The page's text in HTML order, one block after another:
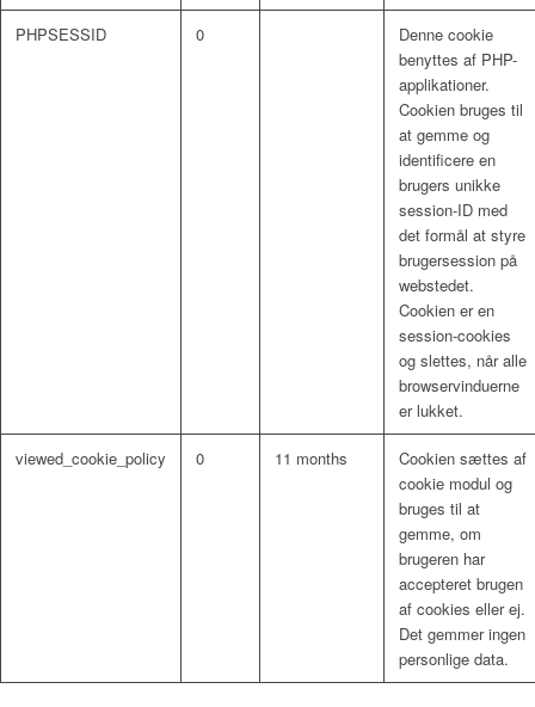
PHPSESSID 0
Denne cookie
benyttes af PHP-
applikationer.
Cookien bruges til
at gemme og
identificere en
brugers unikke
session-ID med
det formål at styre
brugersession på
webstedet.
Cookien er en
session-cookies
og slettes, når alle
browservinduerne
er lukket.
viewed_cookie_policy 0 11 months
Cookien sættes af
cookie modul og
bruges til at
gemme, om
brugeren har
accepteret brugen
af ​​cookies eller ej.
Det gemmer ingen
personlige data.